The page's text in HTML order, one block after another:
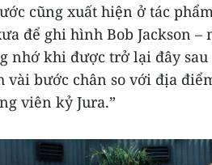
cũng xuất hiện ở tác
để ghi hình Bob Jackson
nhớ khi được trở lại đây
vài bước chân so với địa
viên kỷ Jura.”